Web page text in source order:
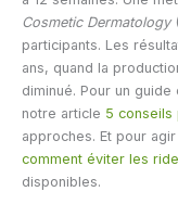
Cosmetic Dermatology
participants. Les
ans, quand la
diminué. Pour un guide
notre article 5 conseils
approches. Et pour
comment éviter les
disponibles.